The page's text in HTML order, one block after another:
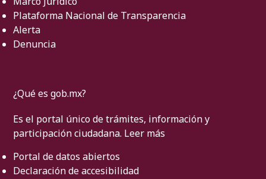
Plataforma Nacional de Transparencia
Alerta
Denuncia
¿Qué es gob.mx?
Es el portal único de trámites, información y
participación ciudadana. Leer más
Portal de datos abiertos
Declaración de accesibilidad